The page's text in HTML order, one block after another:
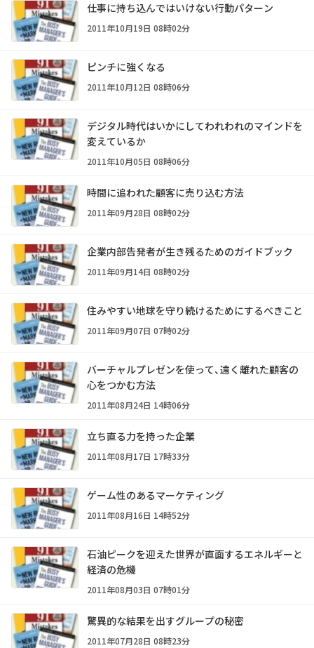
仕事に持ち込んではいけない行動パターン
2011年10月19日 08時02分
ピンチに強くなる
2011年10月12日 08時06分
デジタル時代はいかにしてわれわれのマインドを
変えているか
2011年10月05日 08時06分
時間に追われた顧客に売り込む方法
2011年09月28日 08時02分
企業内部告発者が生き残るためのガイドブック
2011年09月14日 08時02分
住みやすい地球を守り続けるためにするべきこと
2011年09月07日 07時02分
バーチャルプレゼンを使って、遠く離れた顧客の
心をつかむ方法
2011年08月24日 14時06分
立ち直る力を持った企業
2011年08月17日 17時33分
ゲーム性のあるマーケティング
2011年08月16日 14時52分
石油ピークを迎えた世界が直面するエネルギーと
経済の危機
2011年08月03日 07時01分
驚異的な結果を出すグループの秘密
2011年07月28日 08時23分